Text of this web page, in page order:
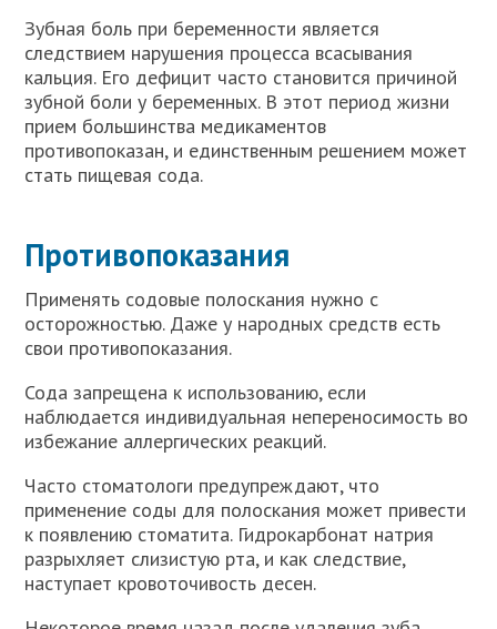
Зубная боль при беременности является
следствием нарушения процесса всасывания
кальция. Его дефицит часто становится причиной
зубной боли у беременных. В этот период жизни
прием большинства медикаментов
противопоказан, и единственным решением может
стать пищевая сода.
Противопоказания
Применять содовые полоскания нужно с
осторожностью. Даже у народных средств есть
свои противопоказания.
Сода запрещена к использованию, если
наблюдается индивидуальная непереносимость во
избежание аллергических реакций.
Часто стоматологи предупреждают, что
применение соды для полоскания может привести
к появлению стоматита. Гидрокарбонат натрия
разрыхляет слизистую рта, и как следствие,
наступает кровоточивость десен.